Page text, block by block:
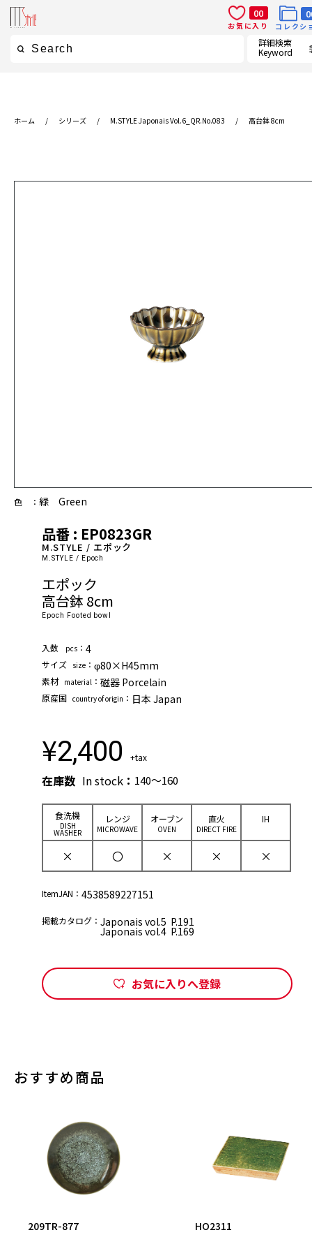
詳細検索
Keyword
00
お気に入り
コレクシ
ホーム / シリーズ / M.STYLE Japonais Vol.6_QR.No.083 / 高台鉢 8cm
色 ： 緑 Green
品番 : EP0823GR
M.STYLE / エポック
M.STYLE / Epoch
エポック
高台鉢 8cm
Epoch Footed bowl
⼊数 pcs ： 4
サイズ size ： φ80×H45mm
素材 material ： 磁器 Porcelain
原産国 country of origin ： 日本 Japan
¥2,400 +tax
在庫数 In stock ： 140～160
⾷洗機
DISH
WASHER
レンジ
MICROWAVE
オーブン
OVEN
直⽕
DIRECT FIRE
IH
× 〇 × × ×
ItemJAN： 4538589227151
掲載カタログ： Japonais vol.5 P.191
Japonais vol.4 P.169
お気に入りへ登録
おすすめ商品
209TR-877 HO2311